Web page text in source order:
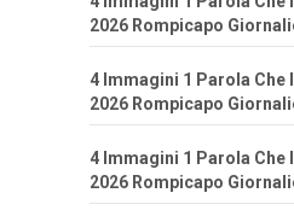
2026 Rompicapo
4 Immagini 1 Parola Che
2026 Rompicapo
4 Immagini 1 Parola Che
2026 Rompicapo